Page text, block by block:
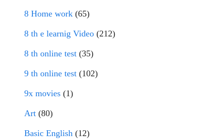
8 Home work (65)
8 th e learnig Video (212)
8 th online test (35)
9 th online test (102)
9x movies (1)
Art (80)
Basic English (12)